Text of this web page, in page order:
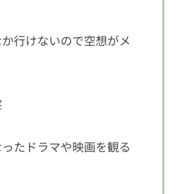
行けないので空想がメ
たドラマや映画を観る